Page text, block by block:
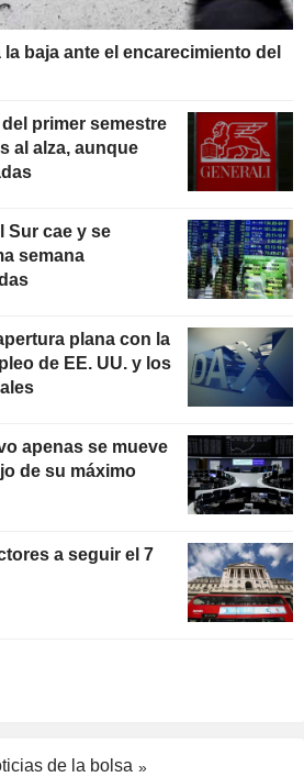
la baja ante el encarecimiento del
primer semestre
al alza, aunque
Sur cae y se
semana
plana con la
de EE. UU. y los
apenas se mueve
de su máximo
a seguir el 7
de la bolsa